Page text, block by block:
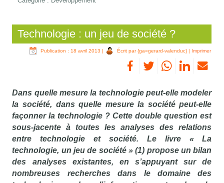
Technologie : un jeu de société ?
Publication : 18 avril 2013 | Écrit par {ga=gerard-valenduc} | Imprimer
Dans quelle mesure la technologie peut-elle modeler
la société, dans quelle mesure la société peut-elle
façonner la technologie ? Cette double question est
sous-jacente à toutes les analyses des relations
entre technologie et société. Le livre « La
technologie, un jeu de société » (1) propose un bilan
des analyses existantes, en s’appuyant sur de
nombreuses recherches dans le domaine des